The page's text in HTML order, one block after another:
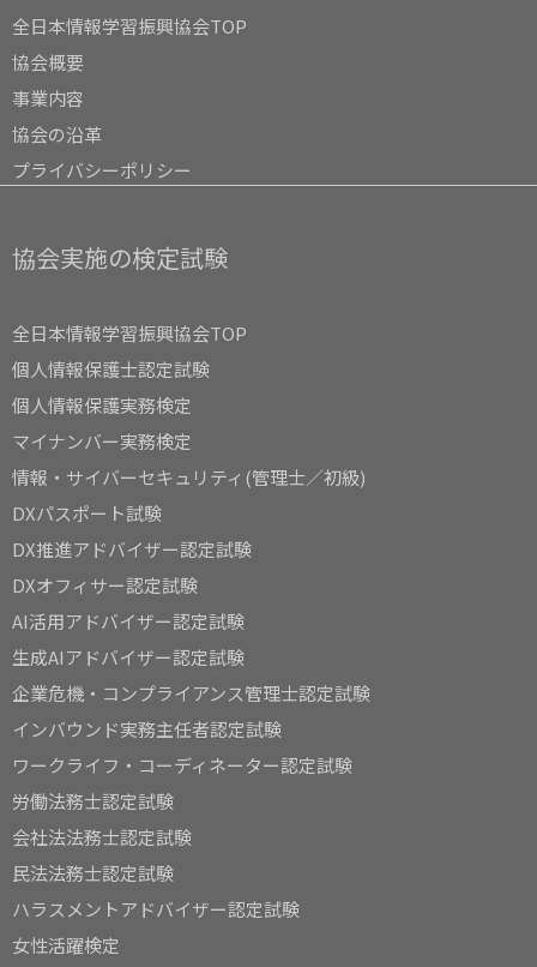
全日本情報学習振興協会TOP
協会概要
事業内容
協会の沿革
プライバシーポリシー
協会実施の検定試験
全日本情報学習振興協会TOP
個人情報保護士認定試験
個人情報保護実務検定
マイナンバー実務検定
情報・サイバーセキュリティ(管理士／初級)
DXパスポート試験
DX推進アドバイザー認定試験
DXオフィサー認定試験
AI活用アドバイザー認定試験
生成AIアドバイザー認定試験
企業危機・コンプライアンス管理士認定試験
インバウンド実務主任者認定試験
ワークライフ・コーディネーター認定試験
労働法務士認定試験
会社法法務士認定試験
民法法務士認定試験
ハラスメントアドバイザー認定試験
女性活躍検定